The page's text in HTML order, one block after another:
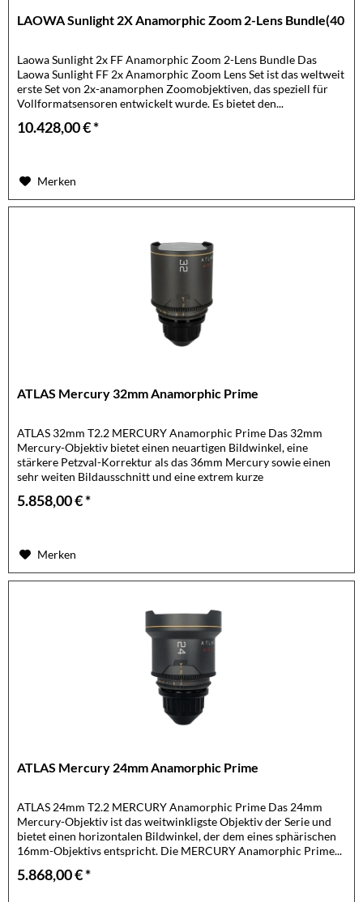
LAOWA Sunlight 2X Anamorphic Zoom 2-Lens Bundle(40
Laowa Sunlight 2x FF Anamorphic Zoom 2-Lens Bundle Das
Laowa Sunlight FF 2x Anamorphic Zoom Lens Set ist das weltweit
erste Set von 2x-anamorphen Zoomobjektiven, das speziell für
Vollformatsensoren entwickelt wurde. Es bietet den...
10.428,00 € *
Merken
ATLAS Mercury 32mm Anamorphic Prime
ATLAS 32mm T2.2 MERCURY Anamorphic Prime Das 32mm
Mercury-Objektiv bietet einen neuartigen Bildwinkel, eine
stärkere Petzval-Korrektur als das 36mm Mercury sowie einen
sehr weiten Bildausschnitt und eine extrem kurze
5.858,00 € *
Merken
ATLAS Mercury 24mm Anamorphic Prime
ATLAS 24mm T2.2 MERCURY Anamorphic Prime Das 24mm
Mercury-Objektiv ist das weitwinkligste Objektiv der Serie und
bietet einen horizontalen Bildwinkel, der dem eines sphärischen
16mm-Objektivs entspricht. Die MERCURY Anamorphic Prime...
5.868,00 € *